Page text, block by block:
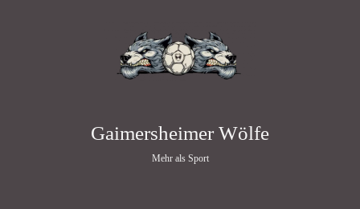
Gaimersheimer Wölfe
Mehr als Sport